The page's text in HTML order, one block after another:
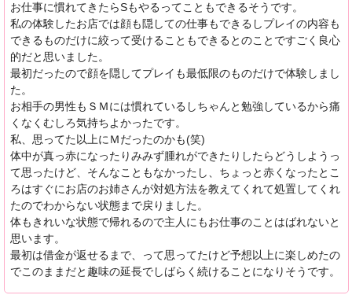
お仕事に慣れてきたらSもやるってこともできるそうです。
私の体験したお店では顔も隠しての仕事もできるしプレイの内容も
できるものだけに絞って受けることもできるとのことですごく良心
的だと思いました。
最初だったので顔を隠してプレイも最低限のものだけで体験しまし
た。
お相手の男性もＳＭには慣れているしちゃんと勉強しているから痛
くなくむしろ気持ちよかったです。
私、思ってた以上にＭだったのかも(笑)
体中が真っ赤になったりみみず腫れができたりしたらどうしようっ
て思ったけど、そんなこともなかったし、ちょっと赤くなったとこ
ろはすぐにお店のお姉さんが対処方法を教えてくれて処置してくれ
たのでわからない状態まで戻りました。
体もきれいな状態で帰れるので主人にもお仕事のことはばれないと
思います。
最初は借金が返せるまで、って思ってたけど予想以上に楽しめたの
でこのままだと趣味の延長でしばらく続けることになりそうです。